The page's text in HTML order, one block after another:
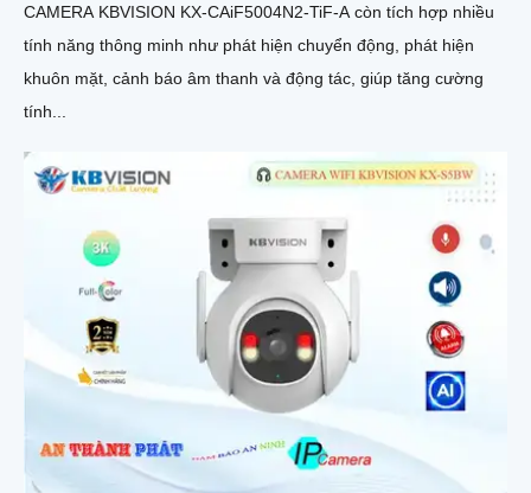
CAMERA KBVISION KX-CAiF5004N2-TiF-A còn tích hợp nhiều
tính năng thông minh như phát hiện chuyển động, phát hiện
khuôn mặt, cảnh báo âm thanh và động tác, giúp tăng cường
tính...